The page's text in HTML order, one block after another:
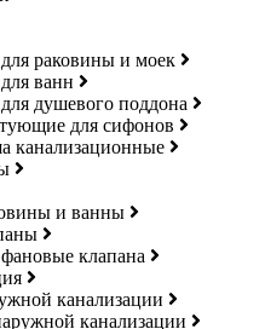
раковины и моек
ванн
душевого поддона
для сифонов
канализационные
и ванны
клапана
канализации
канализации